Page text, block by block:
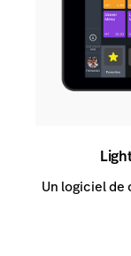
Un logiciel de